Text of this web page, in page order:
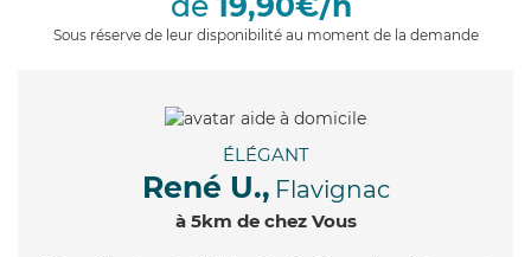
Sous réserve de leur disponibilité au moment de la demande
ÉLÉGANT
René U., Flavignac
à 5km de chez Vous